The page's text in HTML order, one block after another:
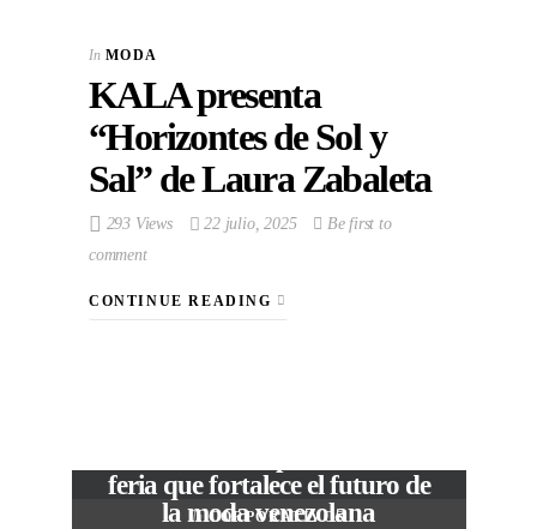
In MODA
KALA presenta
“Horizontes de Sol y
Sal” de Laura Zabaleta
293 Views 22 julio, 2025
Be first to
comment
CONTINUE READING
In CORPORATIVOS
feria que fortalece el futuro de
la moda venezolana